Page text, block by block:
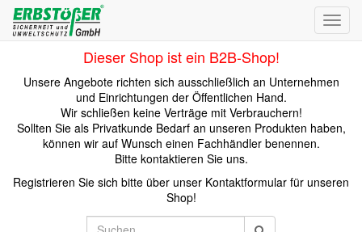
Dieser Shop ist ein B2B-Shop!
Unsere Angebote richten sich ausschließlich an Unternehmen
und Einrichtungen der Öffentlichen Hand.
Wir schließen keine Verträge mit Verbrauchern!
Sollten Sie als Privatkunde Bedarf an unseren Produkten haben,
können wir auf Wunsch einen Fachhändler benennen.
Bitte kontaktieren Sie uns.
Registrieren Sie sich bitte über unser Kontaktformular für unseren
Shop!